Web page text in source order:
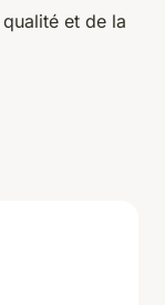
et de la